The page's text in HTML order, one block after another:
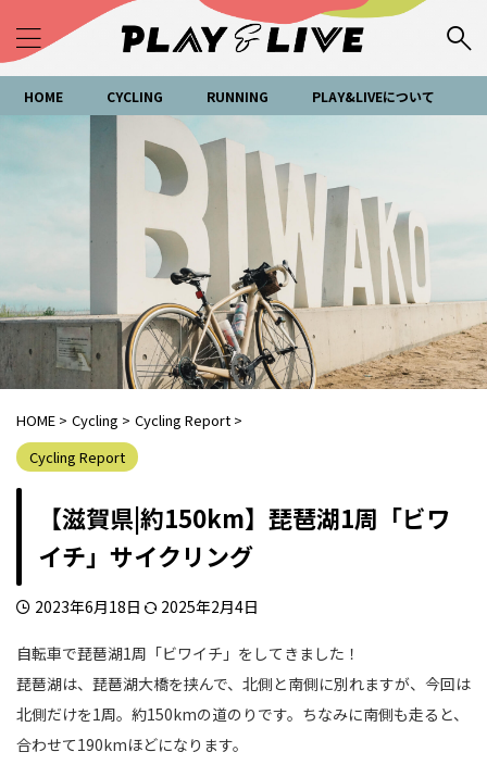
HOME CYCLING RUNNING PLAY&LIVEについて
HOME > Cycling > Cycling Report >
Cycling Report
【滋賀県|約150km】琵琶湖1周「ビワ
イチ」サイクリング
2023年6月18日 2025年2月4日
自転車で琵琶湖1周「ビワイチ」をしてきました！
琵琶湖は、琵琶湖大橋を挟んで、北側と南側に別れますが、今回は
北側だけを1周。約150kmの道のりです。ちなみに南側も走ると、
合わせて190kmほどになります。